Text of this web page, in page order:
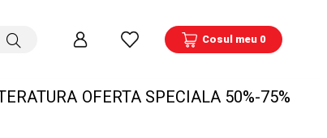
Cosul meu 0
OFERTA SPECIALA 50%-75%